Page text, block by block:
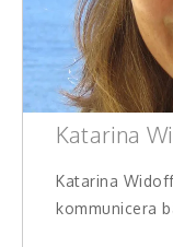
Katarina
Katarina
kommunicera